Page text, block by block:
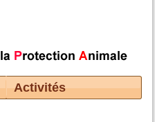
Activités